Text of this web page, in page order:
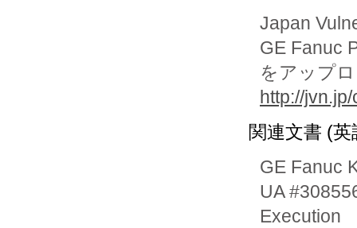
Japan
GE Fanuc
をアップ
http://
関連文書 (英
GE Fanuc
UA
Execution